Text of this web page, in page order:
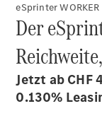
eSprinter WORKER
Der
Jetzt ab CHF
0.130%